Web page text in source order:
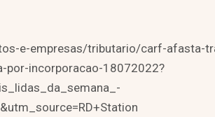
e-empresas/tributario/carf-afasta-
por-incorporacao-18072022?